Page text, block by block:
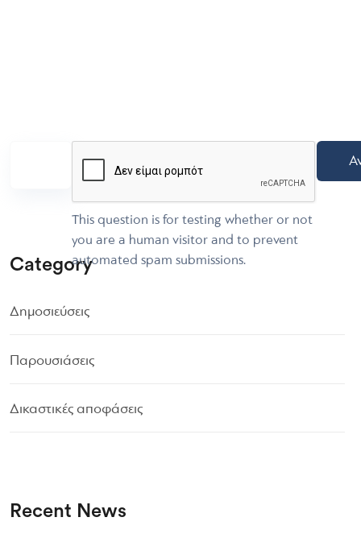
This question is for testing whether or not
you are a human visitor and to prevent
automated spam submissions.
Category
Δημοσιεύσεις
Παρουσιάσεις
Δικαστικές αποφάσεις
Recent News